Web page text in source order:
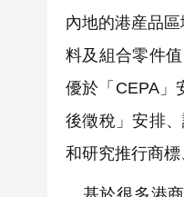
內地的港産品
料及組合零件
優於「CEPA」
後徵稅」安排
和研究推行商標